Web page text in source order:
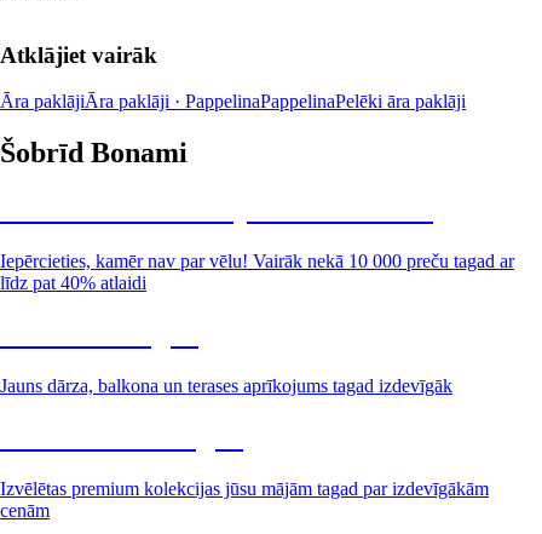
Atklājiet vairāk
Āra paklājiĀra paklāji · PappelinaPappelinaPelēki āra paklāji
Šobrīd Bonami
Iepērcieties, kamēr nav par vēlu! Vairāk nekā 10 000 preču tagad ar
līdz pat 40% atlaidi
Jauns dārza, balkona un terases aprīkojums tagad izdevīgāk
Izvēlētas premium kolekcijas jūsu mājām tagad par izdevīgākām
cenām